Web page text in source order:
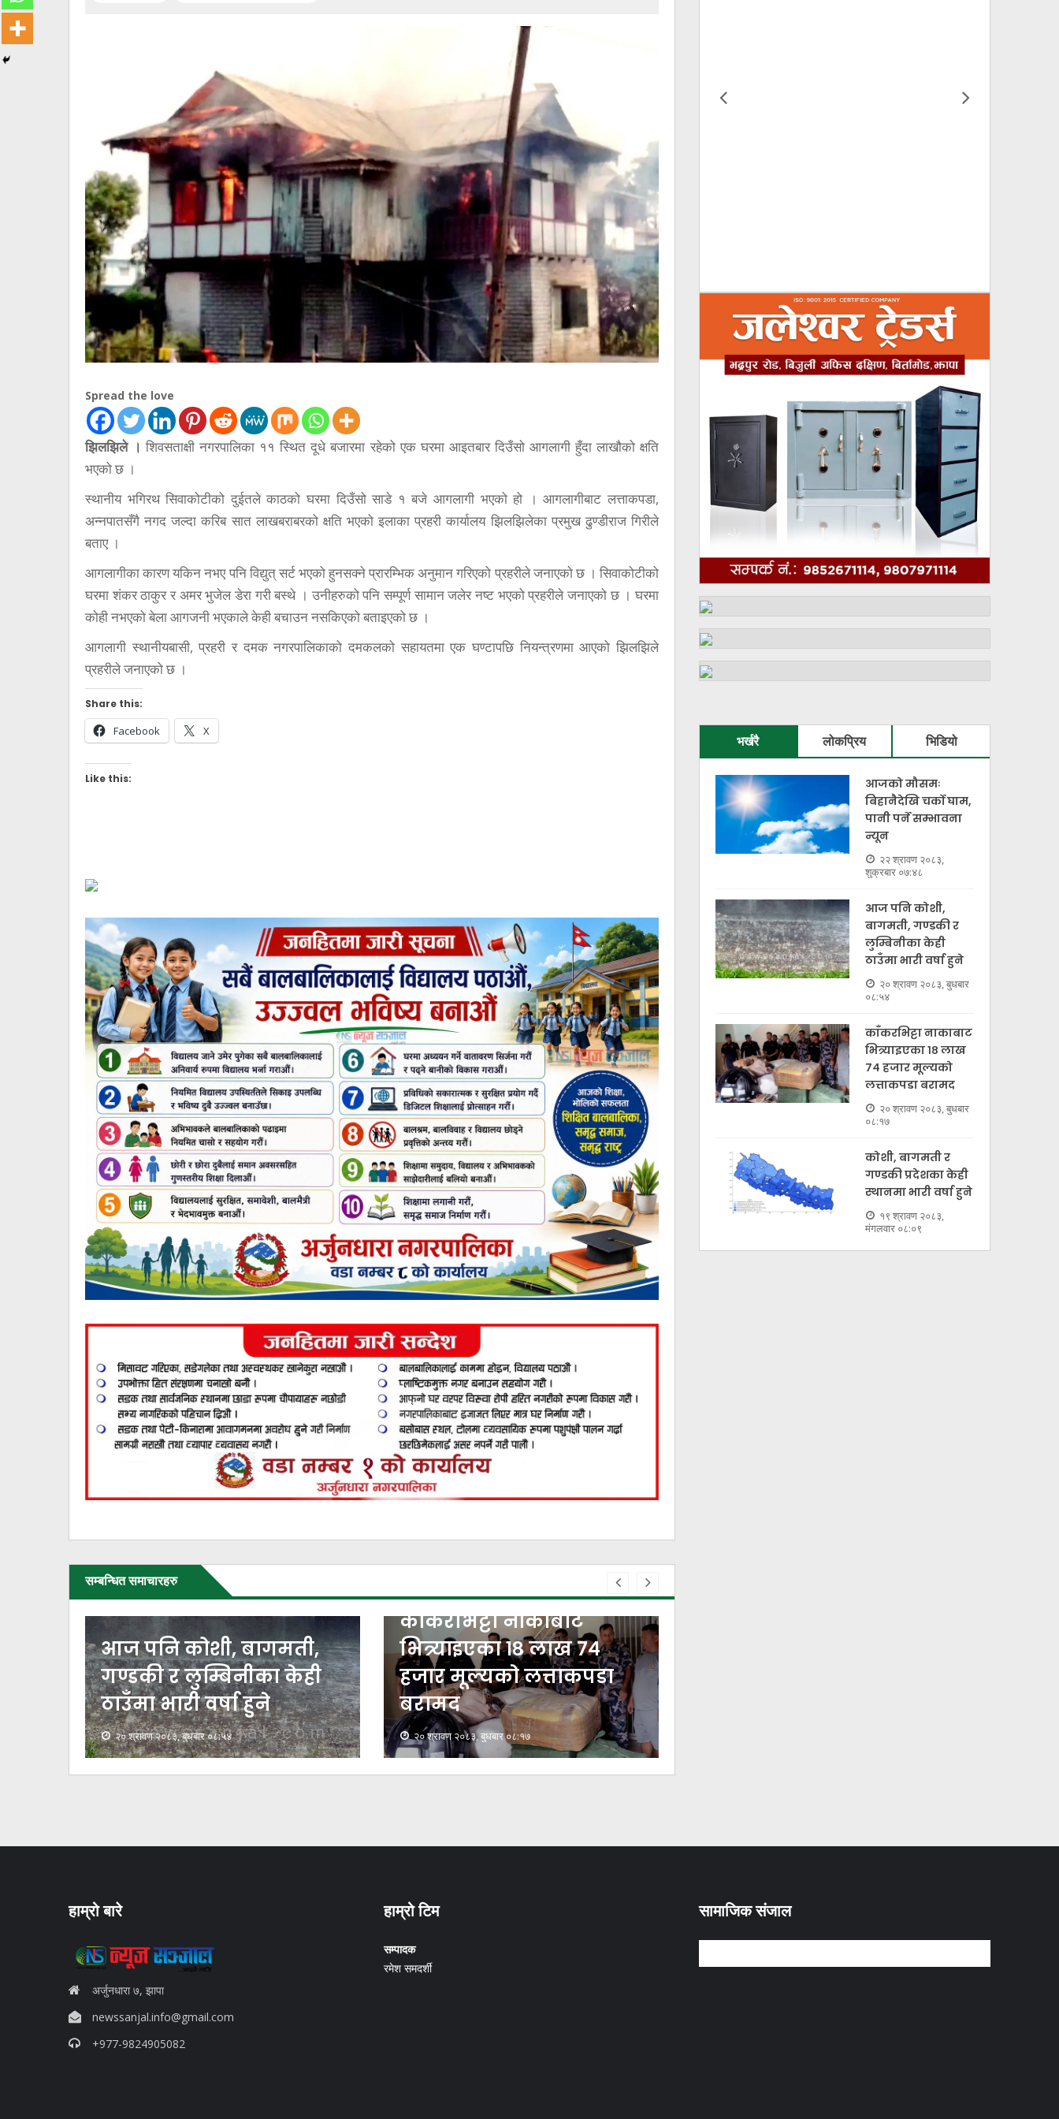
Spread the love
झिलझिले । शिवसताक्षी नगरपालिका ११ स्थित दूधे बजारमा रहेको एक घरमा आइतबार दिउँसो आगलागी हुँदा लाखौको क्षति
भएको छ ।
स्थानीय भगिरथ सिवाकोटीको दुईतले काठको घरमा दिउँसो साडे १ बजे आगलागी भएको हो । आगलागीबाट लत्ताकपडा,
अन्नपातसँगै नगद जल्दा करिब सात लाखबराबरको क्षति भएको इलाका प्रहरी कार्यालय झिलझिलेका प्रमुख ढुण्डीराज गिरीले
बताए ।
आगलागीका कारण यकिन नभए पनि विद्युत् सर्ट भएको हुनसक्ने प्रारम्भिक अनुमान गरिएको प्रहरीले जनाएको छ । सिवाकोटीको
घरमा शंकर ठाकुर र अमर भुजेल डेरा गरी बस्थे । उनीहरुको पनि सम्पूर्ण सामान जलेर नष्ट भएको प्रहरीले जनाएको छ । घरमा
कोही नभएको बेला आगजनी भएकाले केही बचाउन नसकिएको बताइएको छ ।
आगलागी स्थानीयबासी, प्रहरी र दमक नगरपालिकाको दमकलको सहायतमा एक घण्टापछि नियन्त्रणमा आएको झिलझिले
प्रहरीले जनाएको छ ।
Share this:
Facebook X
Like this:
सम्बन्धित समाचारहरु
आज पनि कोशी, बागमती,
गण्डकी र लुम्बिनीका केही
ठाउँमा भारी वर्षा हुने
२० श्रावण २०८३, बुधबार ०८:५४
काँकरभिट्टा नाकाबाट
भित्र्याइएका १८ लाख ७४
हजार मूल्यकाे लत्ताकपडा
बरामद
२० श्रावण २०८३, बुधबार ०८:१७
भर्खरै लोकप्रिय भिडियो
आजको मौसमः
बिहानैदेखि चर्को घाम,
पानी पर्ने सम्भावना
न्यून
२२ श्रावण २०८३,
शुक्रबार ०७:४८
आज पनि कोशी,
बागमती, गण्डकी र
लुम्बिनीका केही
ठाउँमा भारी वर्षा हुने
२० श्रावण २०८३, बुधबार
०८:५४
काँकरभिट्टा नाकाबाट
भित्र्याइएका १८ लाख
७४ हजार मूल्यकाे
लत्ताकपडा बरामद
२० श्रावण २०८३, बुधबार
०८:१७
कोशी, बागमती र
गण्डकी प्रदेशका केही
स्थानमा भारी वर्षा हुने
१९ श्रावण २०८३,
मंगलवार ०८:०९
हाम्रो बारे
अर्जुनधारा ७, झापा
newssanjal.info@gmail.com
+977-9824905082
हाम्रो टिम
सम्पादक
रमेश समदर्शी
सामाजिक संजाल
सूचना
प्रविधि